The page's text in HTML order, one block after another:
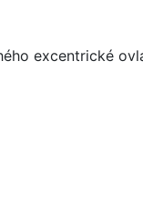
excentrické